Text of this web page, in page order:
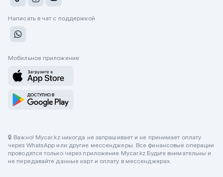
Написать в чат с поддержкой
Мобильное приложение
🔒 Важно! Mycar.kz никогда не запрашивает и не принимает оплату
через WhatsApp или другие мессенджеры. Все финансовые операции
проводятся только через приложение Mycar.kz Будьте внимательны и
не передавайте данные карт и оплату в мессенджерах.